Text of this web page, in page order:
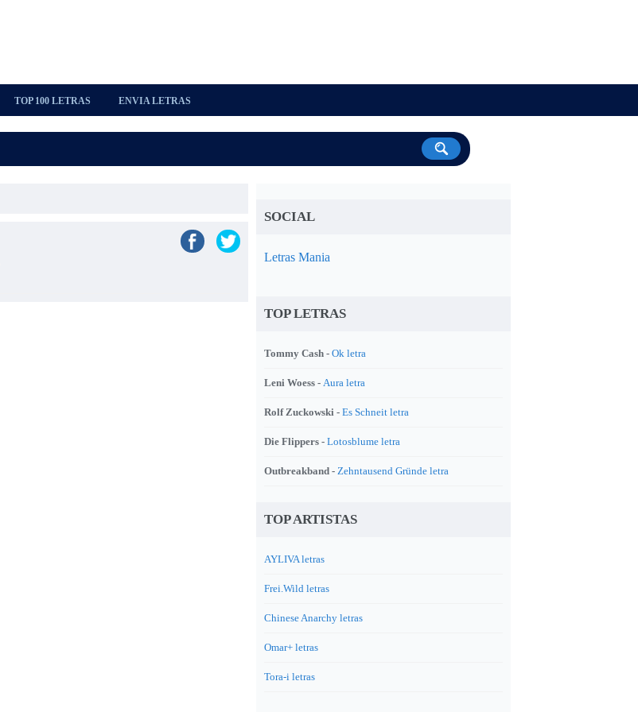
TOP 100 LETRAS ENVIA LETRAS
SOCIAL
Letras Mania
TOP LETRAS
Tommy Cash - Ok letra
Leni Woess - Aura letra
Rolf Zuckowski - Es Schneit letra
Die Flippers - Lotosblume letra
Outbreakband - Zehntausend Gründe letra
TOP ARTISTAS
AYLIVA letras
Frei.Wild letras
Chinese Anarchy letras
Omar+ letras
Tora-i letras